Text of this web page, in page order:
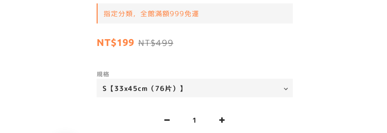
指定分類，全館滿額999免運
NT$199 NT$499
規格